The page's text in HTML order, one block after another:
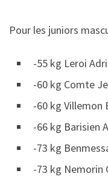
Pour les juniors
-55 kg Leroi
-60 kg Comte
-60 kg Villemon
-66 kg Barisien
-73 kg
-73 kg Nemorin